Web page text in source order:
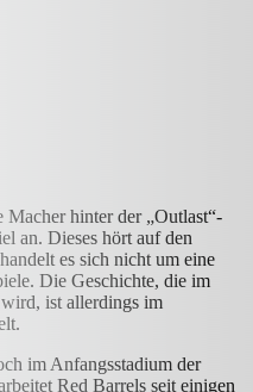
Macher hinter der „Outlast“-
an. Dieses hört auf den
es sich nicht um eine
Die Geschichte, die im
wird, ist allerdings im
im Anfangsstadium der
Red Barrels seit einigen